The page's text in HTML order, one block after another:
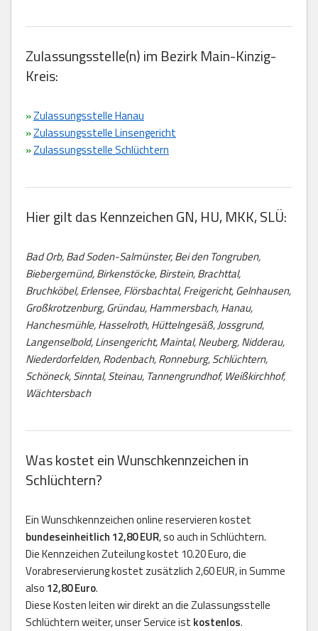
Zulassungsstelle(n) im Bezirk Main-Kinzig-
Kreis:
»Zulassungsstelle Hanau
»Zulassungsstelle Linsengericht
»Zulassungsstelle Schlüchtern
Hier gilt das Kennzeichen GN, HU, MKK, SLÜ:
Bad Orb, Bad Soden-Salmünster, Bei den Tongruben,
Biebergemünd, Birkenstöcke, Birstein, Brachttal,
Bruchköbel, Erlensee, Flörsbachtal, Freigericht, Gelnhausen,
Großkrotzenburg, Gründau, Hammersbach, Hanau,
Hanchesmühle, Hasselroth, Hüttelngesäß, Jossgrund,
Langenselbold, Linsengericht, Maintal, Neuberg, Nidderau,
Niederdorfelden, Rodenbach, Ronneburg, Schlüchtern,
Schöneck, Sinntal, Steinau, Tannengrundhof, Weißkirchhof,
Wächtersbach
Was kostet ein Wunschkennzeichen in
Schlüchtern?
Ein Wunschkennzeichen online reservieren kostet
bundeseinheitlich 12,80 EUR, so auch in Schlüchtern.
Die Kennzeichen Zuteilung kostet 10.20 Euro, die
Vorabreservierung kostet zusätzlich 2,60 EUR, in Summe
also 12,80 Euro.
Diese Kosten leiten wir direkt an die Zulassungsstelle
Schlüchtern weiter, unser Service ist kostenlos.